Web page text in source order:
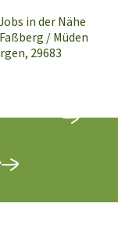
in der Nähe
/ Müden
29683